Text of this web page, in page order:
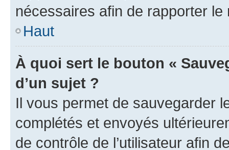
nécessaires afin de rapporter le
Haut
À quoi sert le bouton «
d’un sujet ?
Il vous permet de sauvegarder
complétés et envoyés
de contrôle de l’utilisateur afin